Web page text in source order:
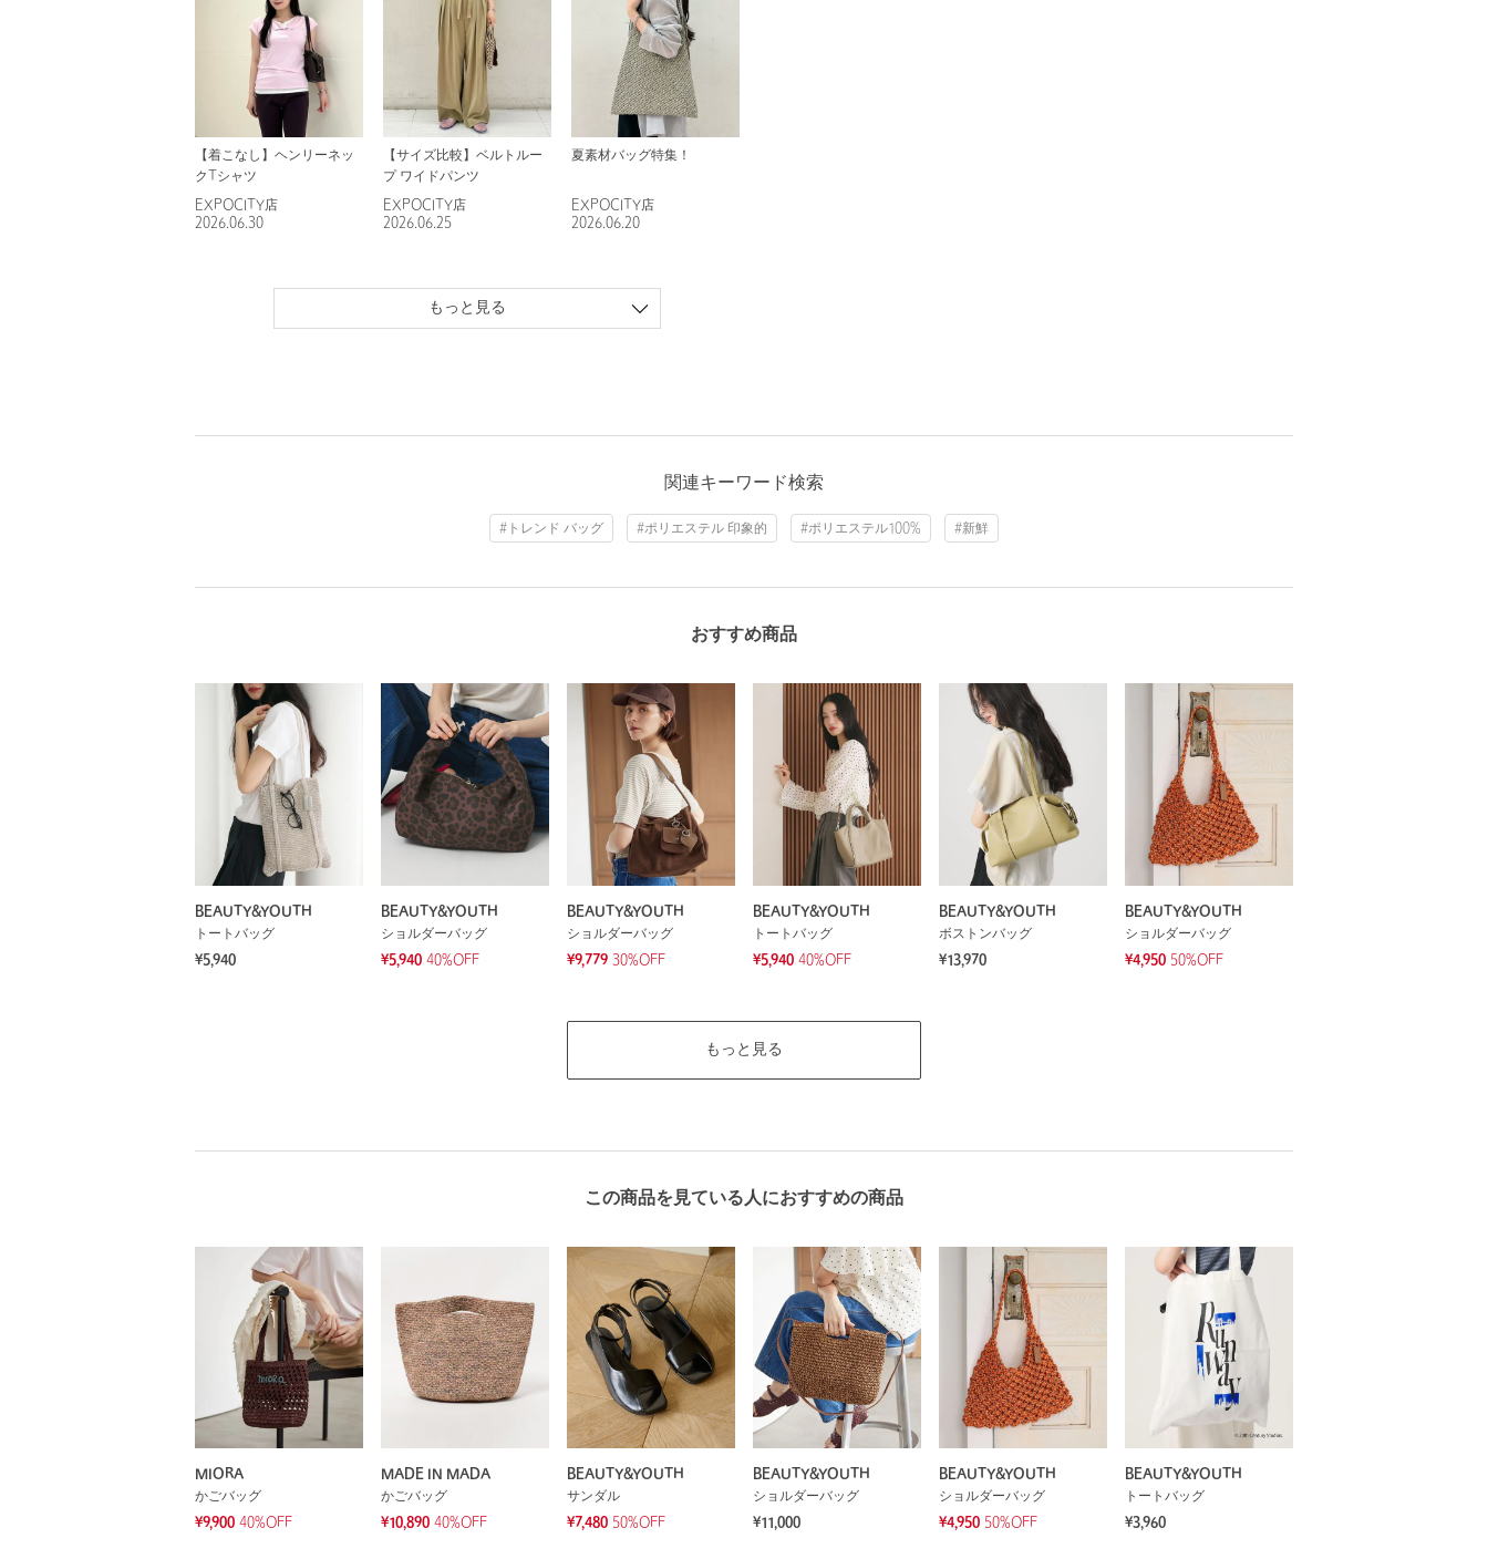
【着こなし】ヘンリーネッ
クTシャツ
EXPOCITY店
2026.06.30
【サイズ比較】ベルトルー
プ ワイドパンツ
EXPOCITY店
2026.06.25
夏素材バッグ特集！
EXPOCITY店
2026.06.20
もっと見る
関連キーワード検索
#トレンド バッグ #ポリエステル 印象的 #ポリエステル100% #新鮮
おすすめ商品
BEAUTY&YOUTH
トートバッグ
¥5,940
BEAUTY&YOUTH
ショルダーバッグ
¥5,940 40%OFF
BEAUTY&YOUTH
ショルダーバッグ
¥9,779 30%OFF
BEAUTY&YOUTH
トートバッグ
¥5,940 40%OFF
BEAUTY&YOUTH
ボストンバッグ
¥13,970
BEAUTY&YOUTH
ショルダーバッグ
¥4,950 50%OFF
もっと見る
この商品を見ている人におすすめの商品
MIORA
かごバッグ
¥9,900 40%OFF
MADE IN MADA
かごバッグ
¥10,890 40%OFF
BEAUTY&YOUTH
サンダル
¥7,480 50%OFF
BEAUTY&YOUTH
ショルダーバッグ
¥11,000
BEAUTY&YOUTH
ショルダーバッグ
¥4,950 50%OFF
BEAUTY&YOUTH
トートバッグ
¥3,960